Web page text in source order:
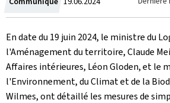
le
En date du 19 juin 2024, le ministre du
l'Aménagement du territoire, Claude
Affaires intérieures, Léon Gloden, et le
l'Environnement, du Climat et de la
Wilmes, ont détaillé les mesures de